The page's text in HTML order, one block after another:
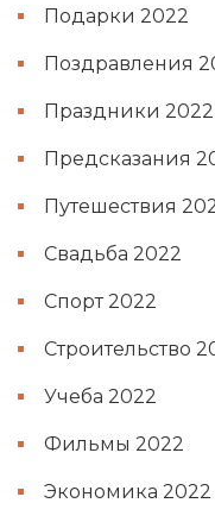
Подарки 2022
Поздравления
Праздники 2022
Предсказания
Путешествия
Свадьба 2022
Спорт 2022
Строительство
Учеба 2022
Фильмы 2022
Экономика 2022